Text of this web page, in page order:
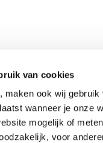
van cookies
maken ook wij
wanneer je onze
mogelijk of
voor